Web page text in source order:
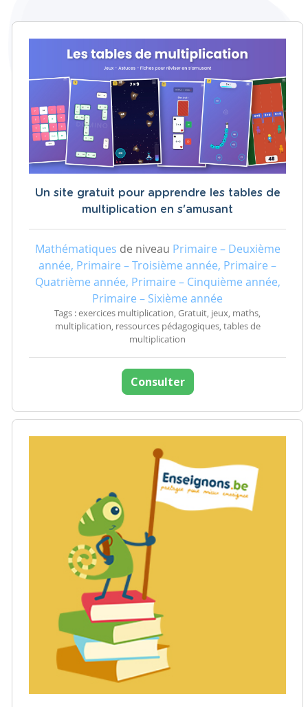
Un site gratuit pour apprendre les tables de
multiplication en s'amusant
Mathématiques de niveau Primaire – Deuxième
année, Primaire – Troisième année, Primaire –
Quatrième année, Primaire – Cinquième année,
Primaire – Sixième année
Tags : exercices multiplication, Gratuit, jeux, maths,
multiplication, ressources pédagogiques, tables de
multiplication
Consulter